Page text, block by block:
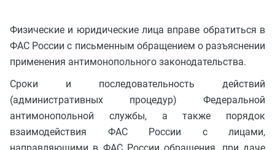
Физические и юридические лица вправе обратиться в
ФАС России с письменным обращением о разъяснении
применения антимонопольного законодательства.
Сроки и последовательность действий
(административных процедур) Федеральной
антимонопольной службы, а также порядок
взаимодействия ФАС России с лицами,